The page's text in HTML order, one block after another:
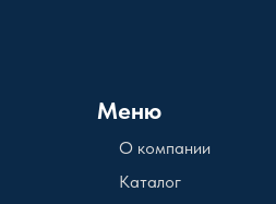
Меню
О компании
Каталог